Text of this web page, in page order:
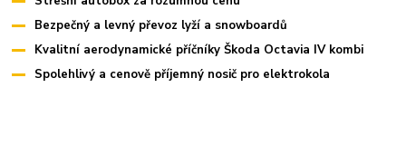
Bezpečný a levný převoz lyží a snowboardů
Kvalitní aerodynamické příčníky Škoda Octavia IV kombi
Spolehlivý a cenově příjemný nosič pro elektrokola